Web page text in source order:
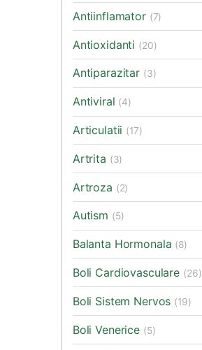
Antiinflamator (7)
Antioxidanti (20)
Antiparazitar (3)
Antiviral (4)
Articulatii (17)
Artrita (3)
Artroza (2)
Autism (5)
Balanta Hormonala (8)
Boli Cardiovasculare (26)
Boli Sistem Nervos (19)
Boli Venerice (5)